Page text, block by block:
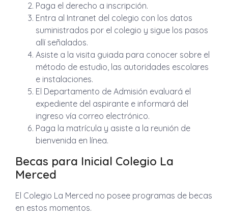
Paga el derecho a inscripción.
Entra al Intranet del colegio con los datos
suministrados por el colegio y sigue los pasos
allí señalados.
Asiste a la visita guiada para conocer sobre el
método de estudio, las autoridades escolares
e instalaciones.
El Departamento de Admisión evaluará el
expediente del aspirante e informará del
ingreso vía correo electrónico.
Paga la matrícula y asiste a la reunión de
bienvenida en línea.
Becas para Inicial Colegio La
Merced
El Colegio La Merced no posee programas de becas
en estos momentos.